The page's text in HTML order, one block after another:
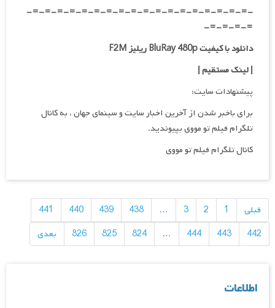
-=-=-=-=-=-=-=-=-=-=-=-=-=-=-=-=-=-=-
=-=-=-=-
دانلود با کیفیت BluRay 480p ریلیز F2M
| لینک مستقیم|
پیشنهادات سایت:
برای باخبر شدن از آخرین اخبار سایت و سینمای جهان ، به کانال
تلگرام فیلم تو مووی بپیوندید.
کانال تلگرام فیلم تو مووی
راهبری
نوشته‌ها
قبلی 1
2
3
…
438
439
440
441
442
443
444
…
824
825
826 بعدی
اطلاعات